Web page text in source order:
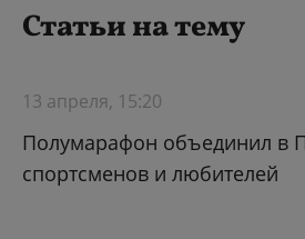
Статьи на тему
13 апреля, 15:20
Полумарафон объединил в
спортсменов и любителей